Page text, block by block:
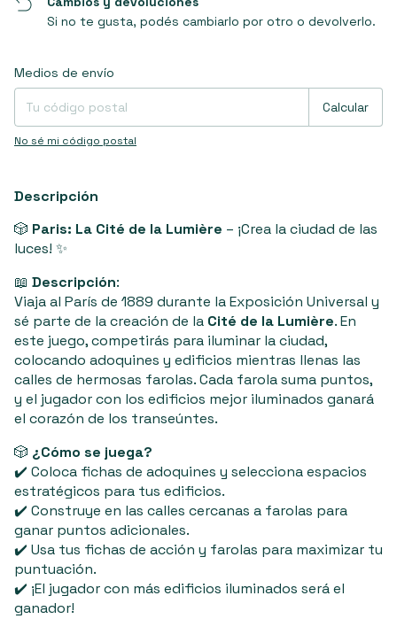
Si no te gusta, podés cambiarlo por otro o devolverlo.
Entregas para el CP:
Medios de envío
Calcular
No sé mi código postal
Descripción
🎲 Paris: La Cité de la Lumière – ¡Crea la ciudad de las
luces! ✨
📖 Descripción:
Viaja al París de 1889 durante la Exposición Universal y
sé parte de la creación de la Cité de la Lumière. En
este juego, competirás para iluminar la ciudad,
colocando adoquines y edificios mientras llenas las
calles de hermosas farolas. Cada farola suma puntos,
y el jugador con los edificios mejor iluminados ganará
el corazón de los transeúntes.
🎲 ¿Cómo se juega?
✔️ Coloca fichas de adoquines y selecciona espacios
estratégicos para tus edificios.
✔️ Construye en las calles cercanas a farolas para
ganar puntos adicionales.
✔️ Usa tus fichas de acción y farolas para maximizar tu
puntuación.
✔️ ¡El jugador con más edificios iluminados será el
ganador!